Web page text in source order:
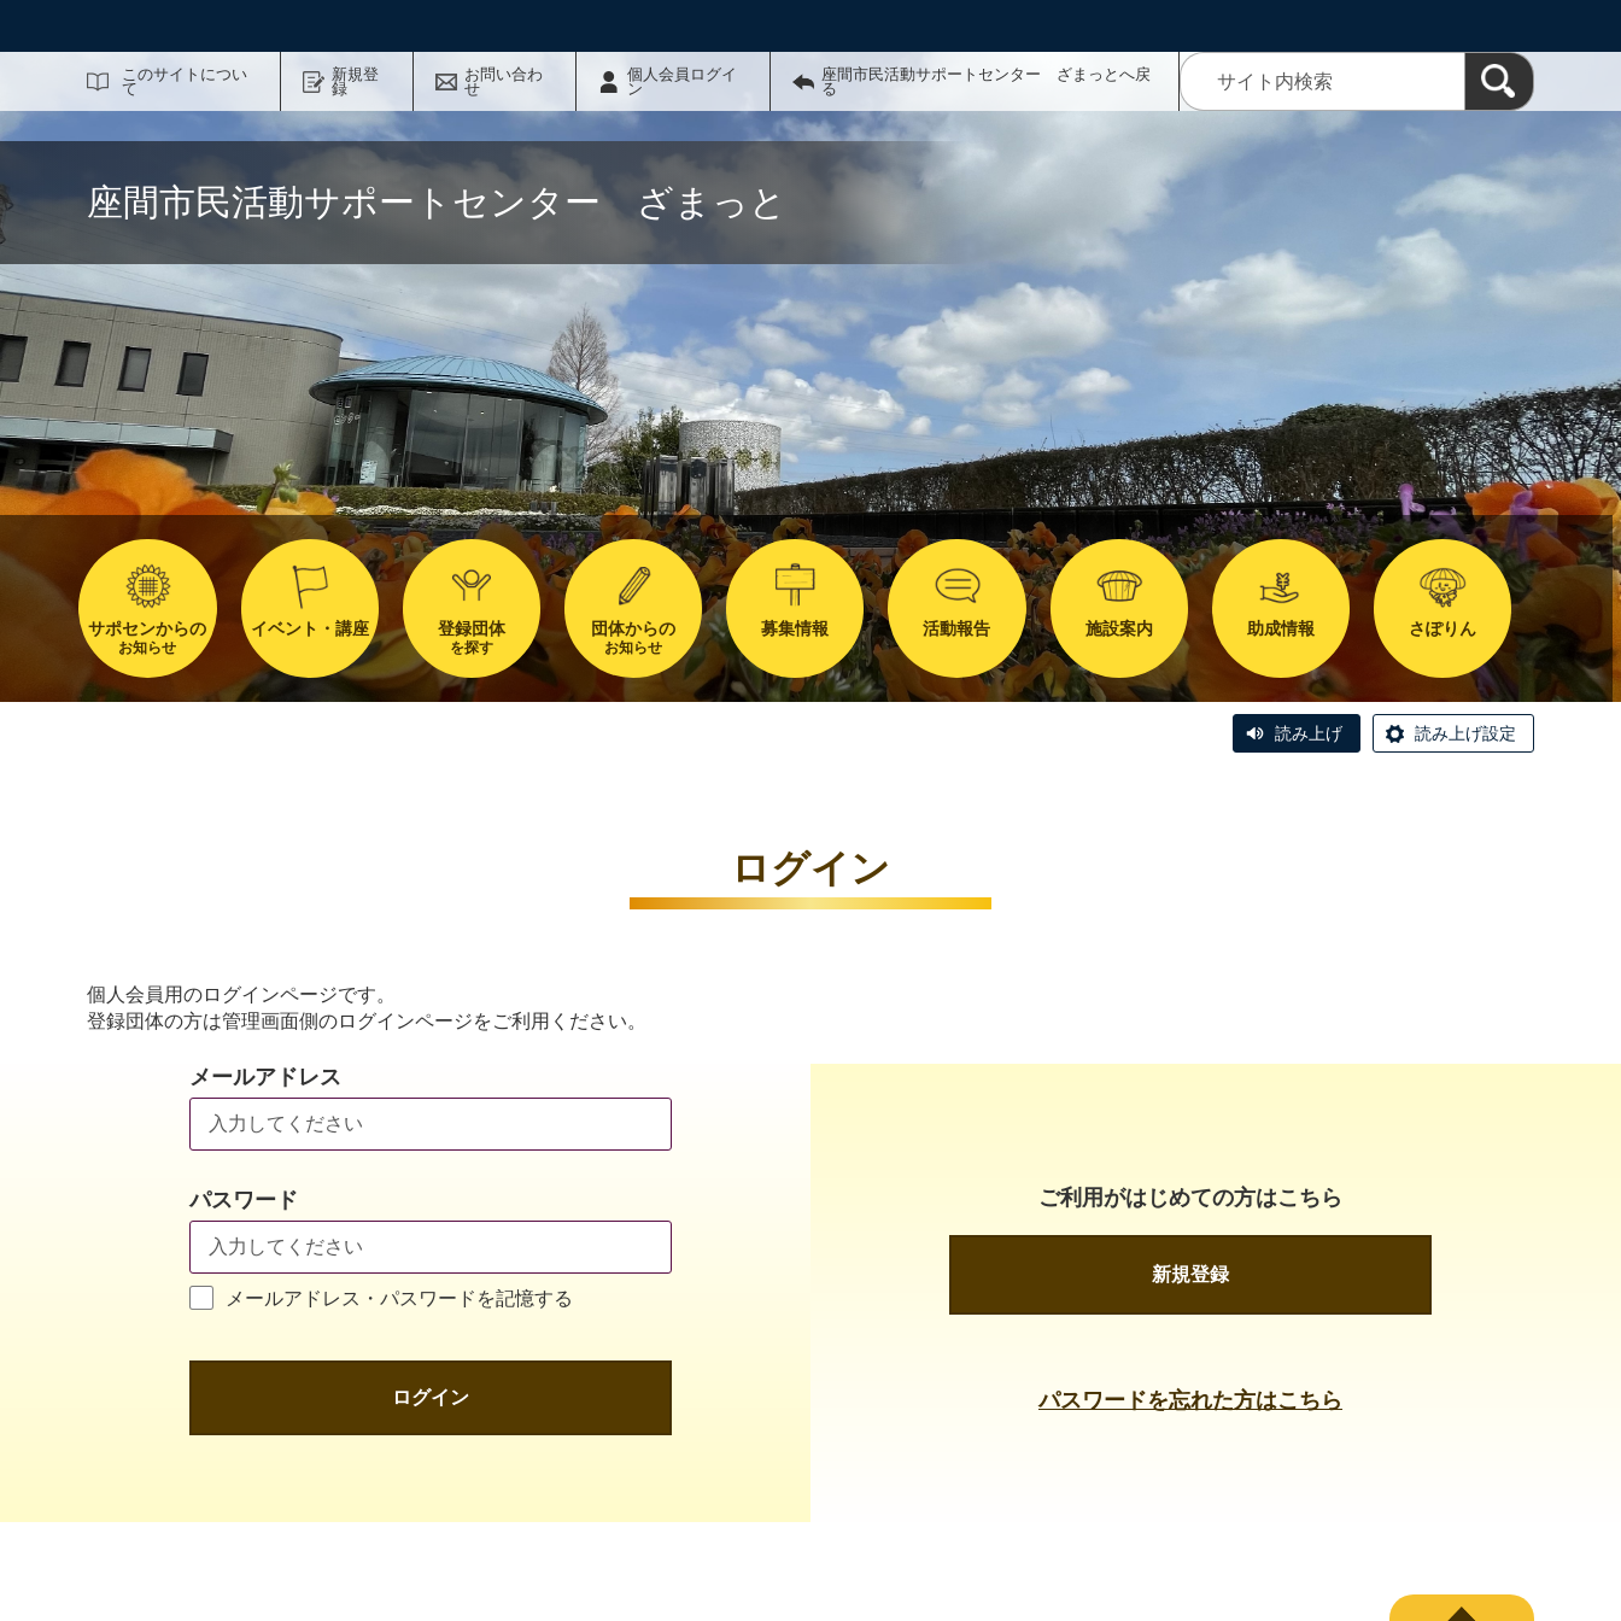
このサイトについ
て
新規登
録
お問い合わ
せ
個人会員ログイ
ン
座間市民活動サポートセンター ざまっとへ戻
る
座間市民活動サポートセンター ざまっと
サポセンからの
お知らせ
イベント・講座 登録団体
を探す
団体からの
お知らせ
募集情報 活動報告 施設案内 助成情報 さぽりん
読み上げ 読み上げ設定
ログイン
個人会員用のログインページです。
登録団体の方は管理画面側のログインページをご利用ください。
メールアドレス
パスワード
メールアドレス・パスワードを記憶する
ログイン
ご利用がはじめての方はこちら
新規登録
パスワードを忘れた方はこちら